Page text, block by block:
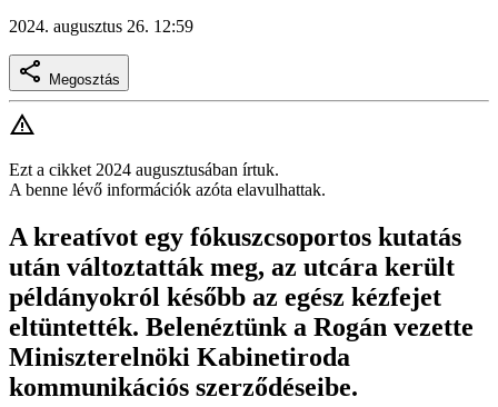
2024. augusztus 26. 12:59
Megosztás
Ezt a cikket 2024 augusztusában írtuk.
A benne lévő információk azóta elavulhattak.
A kreatívot egy fókuszcsoportos kutatás
után változtatták meg, az utcára került
példányokról később az egész kézfejet
eltüntették. Belenéztünk a Rogán vezette
Miniszterelnöki Kabinetiroda
kommunikációs szerződéseibe.